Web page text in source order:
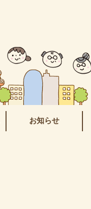
お知らせ